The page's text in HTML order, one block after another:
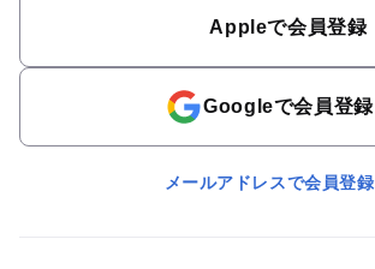
Appleで会員登録
Googleで会員登録
メールアドレスで会員登録